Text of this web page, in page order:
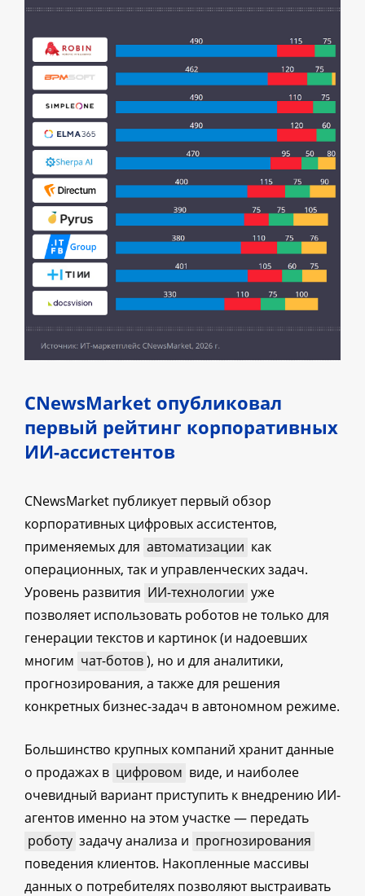
CNewsMarket опубликовал
первый рейтинг корпоративных
ИИ-ассистентов
CNewsMarket публикует первый обзор
корпоративных цифровых ассистентов,
применяемых для автоматизации как
операционных, так и управленческих задач.
Уровень развития ИИ-технологии уже
позволяет использовать роботов не только для
генерации текстов и картинок (и надоевших
многим чат-ботов), но и для аналитики,
прогнозирования, а также для решения
конкретных бизнес-задач в автономном режиме.
Большинство крупных компаний хранит данные
о продажах в цифровом виде, и наиболее
очевидный вариант приступить к внедрению ИИ-
агентов именно на этом участке — передать
роботу задачу анализа и прогнозирования
поведения клиентов. Накопленные массивы
данных о потребителях позволяют выстраивать